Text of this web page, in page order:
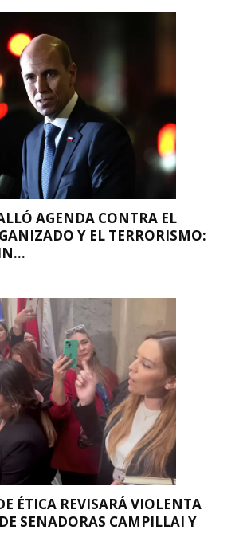
AGENDA CONTRA EL
Y EL TERRORISMO:
ÉTICA REVISARÁ VIOLENTA
SENADORAS CAMPILLAI Y